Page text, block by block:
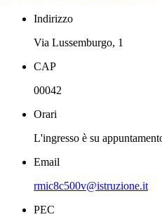
Indirizzo
Via Lussemburgo, 1
CAP
00042
Orari
L'ingresso è su
Email
rmic8c500v@istruzione.it
PEC